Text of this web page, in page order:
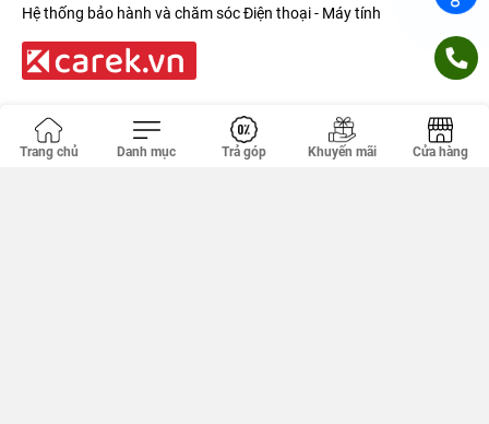
Hệ thống bảo hành và chăm sóc Điện thoại - Máy tính
Kết nối với Phúc Khang Mobile
Trang chủ Danh mục Trả góp Khuyến mãi Cửa hàng